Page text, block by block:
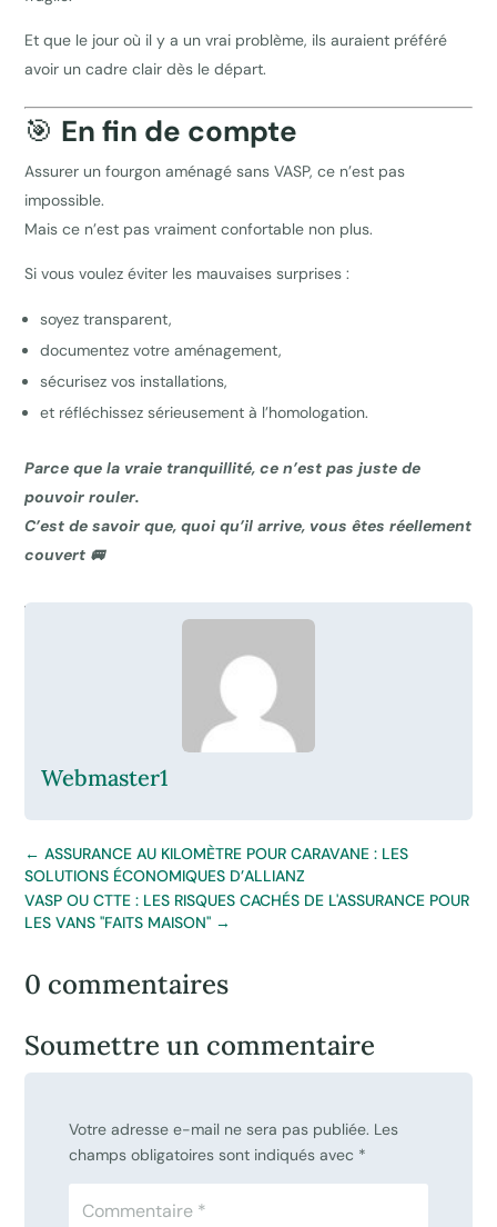
Et que le jour où il y a un vrai problème, ils auraient préféré
avoir un cadre clair dès le départ.
🎯 En fin de compte
Assurer un fourgon aménagé sans VASP, ce n’est pas
impossible.
Mais ce n’est pas vraiment confortable non plus.
Si vous voulez éviter les mauvaises surprises :
soyez transparent,
documentez votre aménagement,
sécurisez vos installations,
et réfléchissez sérieusement à l’homologation.
Parce que la vraie tranquillité, ce n’est pas juste de
pouvoir rouler.
C’est de savoir que, quoi qu’il arrive, vous êtes réellement
couvert 🚐
Webmaster1
←ASSURANCE AU KILOMÈTRE POUR CARAVANE : LES
SOLUTIONS ÉCONOMIQUES D’ALLIANZ
VASP OU CTTE : LES RISQUES CACHÉS DE L'ASSURANCE POUR
LES VANS "FAITS MAISON" →
0 commentaires
Soumettre un commentaire
Votre adresse e-mail ne sera pas publiée. Les
champs obligatoires sont indiqués avec *